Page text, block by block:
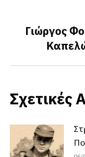
Γιώργος
Σχετικές